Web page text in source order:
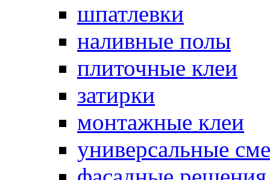
шпатлевки
наливные полы
плиточные клеи
затирки
монтажные клеи
универсальные